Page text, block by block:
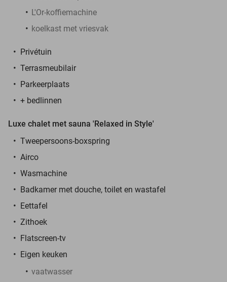
L'Or-koffiemachine
koelkast met vriesvak
Privétuin
Terrasmeubilair
Parkeerplaats
+ bedlinnen
Luxe chalet met sauna 'Relaxed in Style'
Tweepersoons-boxspring
Airco
Wasmachine
Badkamer met douche, toilet en wastafel
Eettafel
Zithoek
Flatscreen-tv
Eigen keuken
vaatwasser